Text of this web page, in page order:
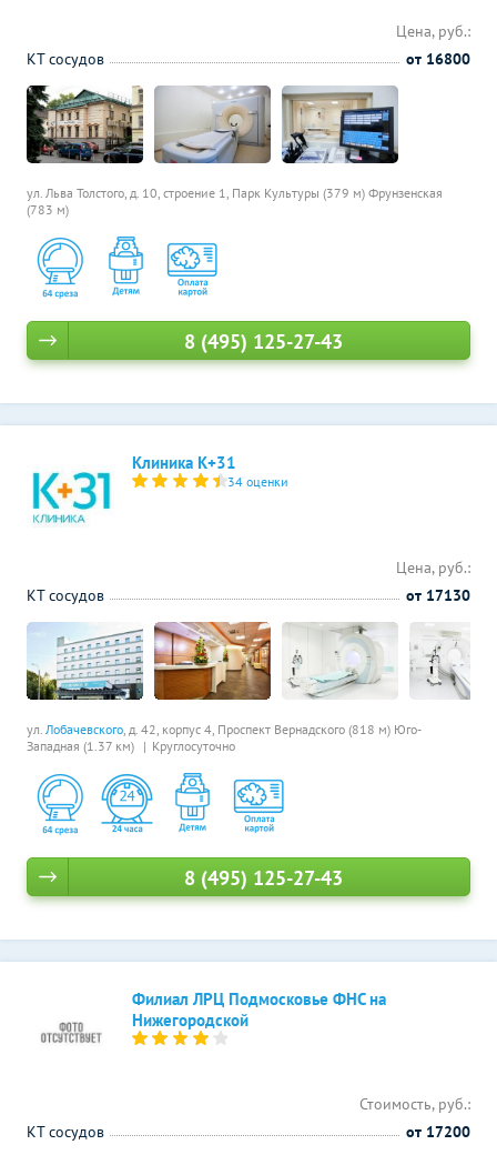
ул. Льва Толстого, д. 10, строение 1, Парк Культуры (379 м) Фрунзенская
(783 м)
Цена, руб.:
КТ сосудов
от 16800
8 (495) 125-27-43
Клиника К+31
34 оценки
ул. Лобачевского, д. 42, корпус 4, Проспект Вернадского (818 м) Юго-
Западная (1.37 км)
Круглосуточно
Цена, руб.:
КТ сосудов
от 17130
8 (495) 125-27-43
Филиал ЛРЦ Подмосковье ФНС на
Нижегородской
Стоимость, руб.:
КТ сосудов
от 17200